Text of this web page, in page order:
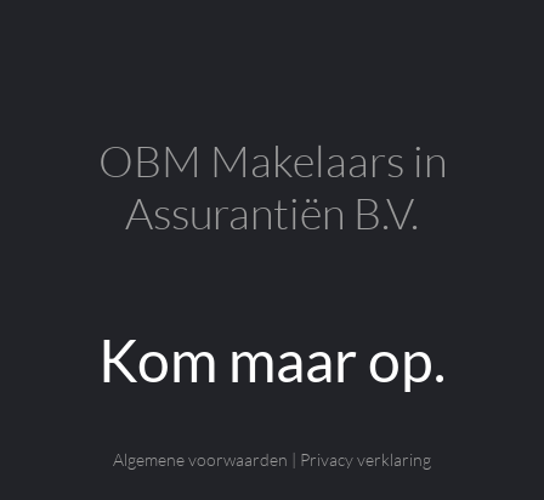
OBM Makelaars in
Assurantiën B.V.
Kom maar op.
Algemene voorwaarden | Privacy verklaring